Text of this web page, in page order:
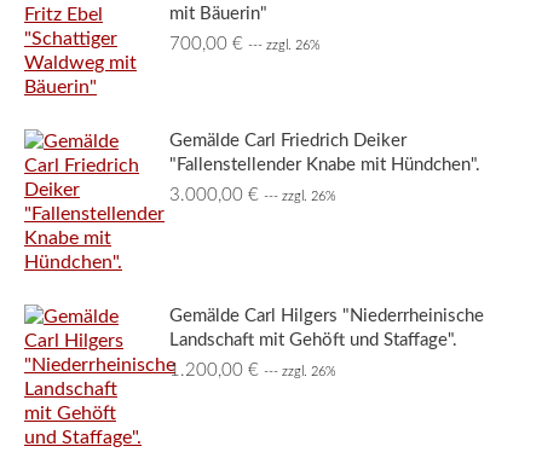
mit Bäuerin"
700,00 € --- zzgl. 26%
Gemälde Carl Friedrich Deiker
"Fallenstellender Knabe mit Hündchen".
3.000,00 € --- zzgl. 26%
Gemälde Carl Hilgers "Niederrheinische
Landschaft mit Gehöft und Staffage".
1.200,00 € --- zzgl. 26%